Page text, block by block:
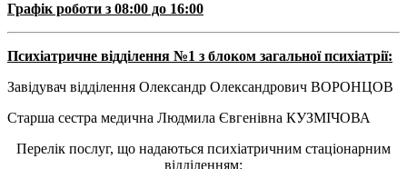
Графік роботи з 08:00 до 16:00
Психіатричне відділення №1 з блоком загальної психіатрії:
Завідувач відділення Олександр Олександрович ВОРОНЦОВ
Старша сестра медична Людмила Євгенівна КУЗМІЧОВА
Перелік послуг, що надаються психіатричним стаціонарним
відділенням: